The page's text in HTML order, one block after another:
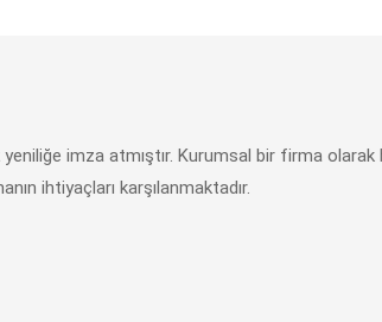
imza atmıştır. Kurumsal bir firma
ihtiyaçları karşılanmaktadır.